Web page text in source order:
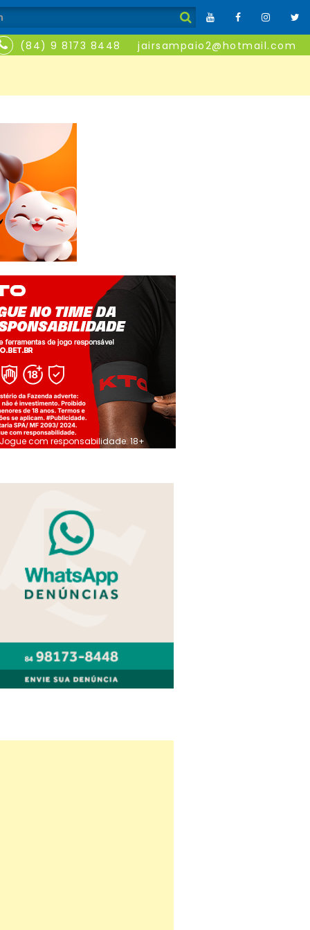
(84) 9 8173 8448 jairsampaio2@hotmail.com
Jogue com responsabilidade. 18+